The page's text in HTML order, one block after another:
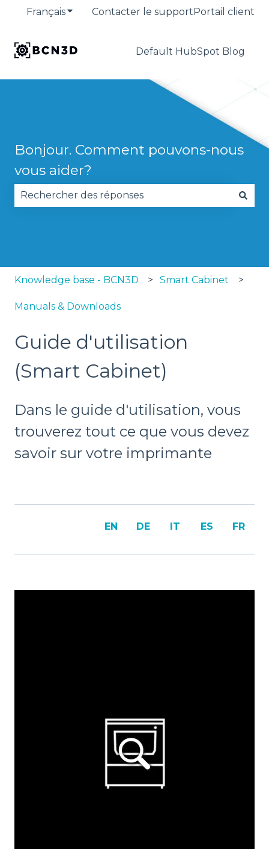
FrançaisAfficher le sous-menu pour les
Contacter le supportPortail client
Default HubSpot Blog
Bonjour. Comment pouvons-nous
vous aider?
Knowledge base - BCN3D Smart Cabinet
Manuals & Downloads
Guide d'utilisation
(Smart Cabinet)
Dans le guide d'utilisation, vous
trouverez tout ce que vous devez
savoir sur votre imprimante
EN DE IT ES FR